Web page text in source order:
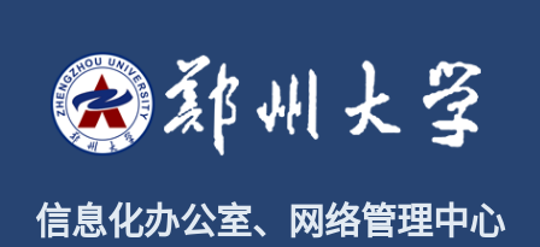
信息化办公室、网络管理中心